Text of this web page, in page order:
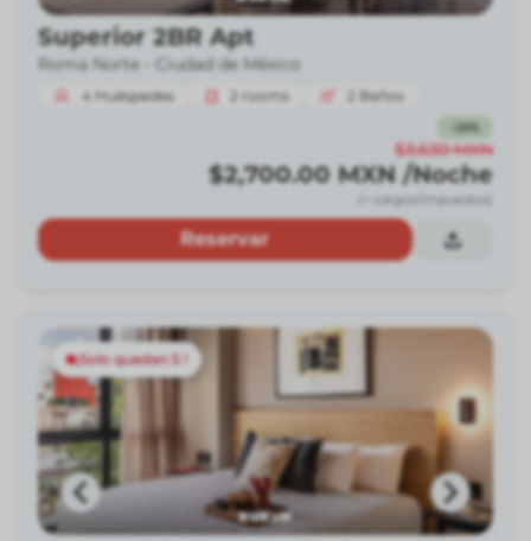
Superior 2BR Apt
Roma Norte - Ciudad de México
4 Huéspedes 2 rooms 2 Baños
26%
$3,630 MXN
$2,700.00 MXN /Noche
(+ cargos/impuestos)
Reservar
¡Solo quedan 5 !